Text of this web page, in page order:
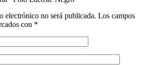
electrónico no será publicada. Los campos
con *